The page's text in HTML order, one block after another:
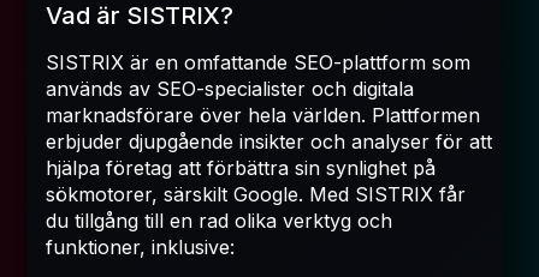
Vad är SISTRIX?
SISTRIX är en omfattande SEO-plattform som
används av SEO-specialister och digitala
marknadsförare över hela världen. Plattformen
erbjuder djupgående insikter och analyser för att
hjälpa företag att förbättra sin synlighet på
sökmotorer, särskilt Google. Med SISTRIX får
du tillgång till en rad olika verktyg och
funktioner, inklusive: